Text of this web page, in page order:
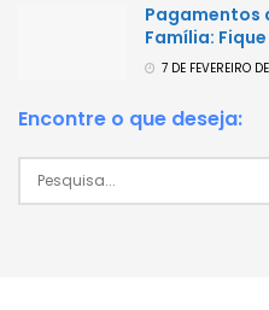
Pagamentos
Família:
7 DE FEVEREIRO
Encontre o que deseja: